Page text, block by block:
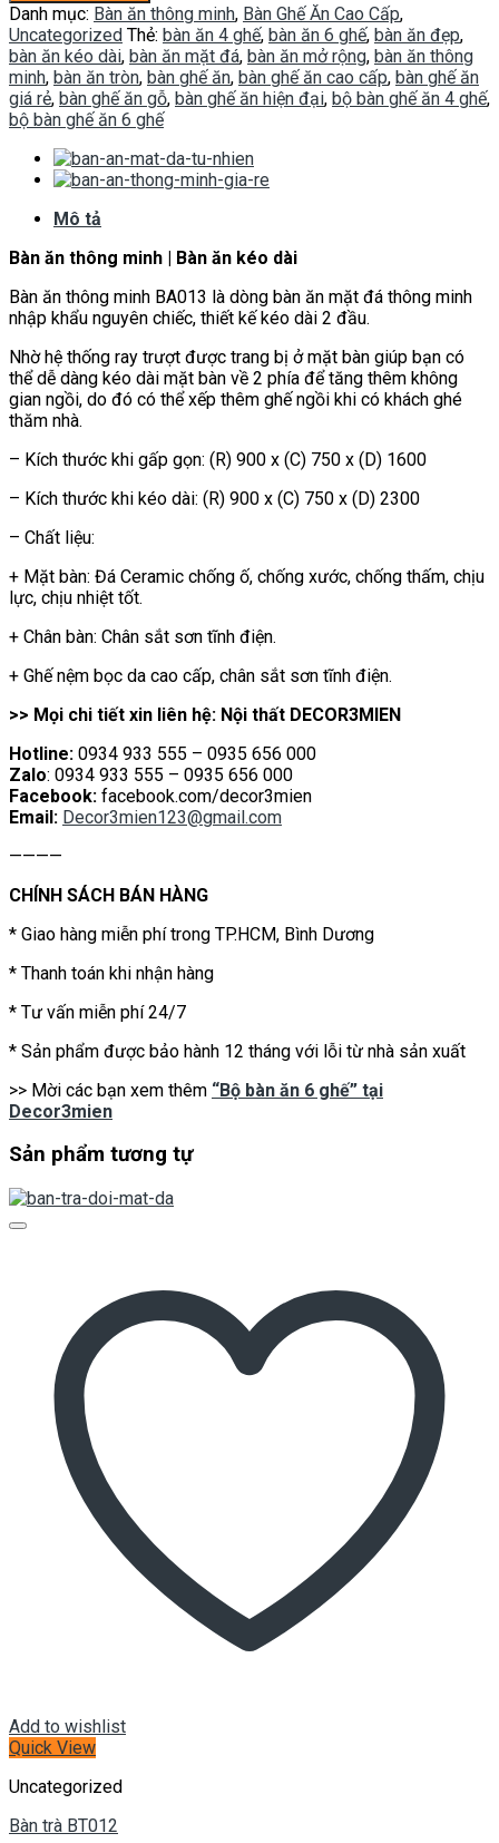
ăn
thông
minh
BA013
số
lượng
Danh mục: Bàn ăn thông minh, Bàn Ghế Ăn Cao Cấp,
Uncategorized Thẻ: bàn ăn 4 ghế, bàn ăn 6 ghế, bàn ăn đẹp,
bàn ăn kéo dài, bàn ăn mặt đá, bàn ăn mở rộng, bàn ăn thông
minh, bàn ăn tròn, bàn ghế ăn, bàn ghế ăn cao cấp, bàn ghế ăn
giá rẻ, bàn ghế ăn gỗ, bàn ghế ăn hiện đại, bộ bàn ghế ăn 4 ghế,
bộ bàn ghế ăn 6 ghế
Mô tả
Bàn ăn thông minh | Bàn ăn kéo dài
Bàn ăn thông minh BA013 là dòng bàn ăn mặt đá thông minh
nhập khẩu nguyên chiếc, thiết kế kéo dài 2 đầu.
Nhờ hệ thống ray trượt được trang bị ở mặt bàn giúp bạn có
thể dễ dàng kéo dài mặt bàn về 2 phía để tăng thêm không
gian ngồi, do đó có thể xếp thêm ghế ngồi khi có khách ghé
thăm nhà.
– Kích thước khi gấp gọn: (R) 900 x (C) 750 x (D) 1600
– Kích thước khi kéo dài: (R) 900 x (C) 750 x (D) 2300
– Chất liệu:
+ Mặt bàn: Đá Ceramic chống ố, chống xước, chống thấm, chịu
lực, chịu nhiệt tốt.
+ Chân bàn: Chân sắt sơn tĩnh điện.
+ Ghế nệm bọc da cao cấp, chân sắt sơn tĩnh điện.
>> Mọi chi tiết xin liên hệ: Nội thất DECOR3MIEN
Hotline: 0934 933 555 – 0935 656 000
Zalo: 0934 933 555 – 0935 656 000
Facebook: facebook.com/decor3mien
Email: Decor3mien123@gmail.com
————
CHÍNH SÁCH BÁN HÀNG
* Giao hàng miễn phí trong TP.HCM, Bình Dương
* Thanh toán khi nhận hàng
* Tư vấn miễn phí 24/7
* Sản phẩm được bảo hành 12 tháng với lỗi từ nhà sản xuất
>> Mời các bạn xem thêm “Bộ bàn ăn 6 ghế” tại
Decor3mien
Sản phẩm tương tự
Add to wishlist
Quick View
Uncategorized
Bàn trà BT012